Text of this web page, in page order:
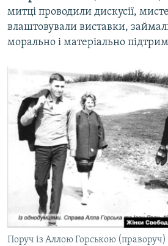
митці проводили дискусії,
влаштовували виставки,
морально і матеріально
Поруч із Аллою Горською (праворуч)